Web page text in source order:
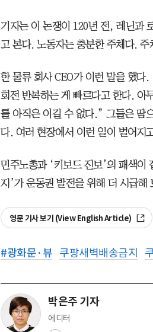
기자는 이 논쟁이 120년 전, 레닌과
고 본다. 노동자는 충분한 주체다.
한 물류 회사 CEO가 이런 말을 했다
회전 반복하는 게 빠르다고 한다. 아
를 아직은 이길 수 없다.” 그들은 땀
다. 여러 현장에서 이런 일이 벌어지
민주노총과 ‘키보드 진보’의 패색이
지’가 운동권 발전을 위해 더 시급해
영문 기사 보기 (View English Article)
#광화문·뷰 쿠팡새벽배송금지
박은주 기자
에디터